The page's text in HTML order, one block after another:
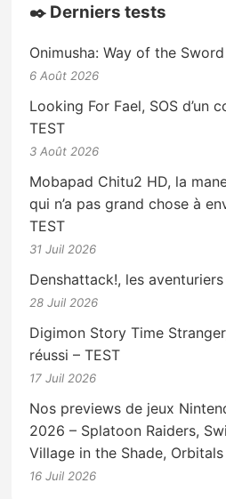
✒️ Derniers tests
Onimusha: Way of the Sword
6 Août 2026
Looking For Fael, SOS d’un
TEST
3 Août 2026
Mobapad Chitu2 HD, la
qui n’a pas grand chose à
TEST
31 Juil 2026
Denshattack!, les
28 Juil 2026
Digimon Story Time
réussi – TEST
17 Juil 2026
Nos previews de jeux
2026 – Splatoon Raiders,
Village in the Shade, Orbitals
16 Juil 2026